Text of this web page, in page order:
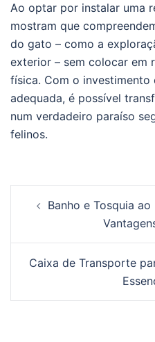
Ao optar por instalar uma
mostram que
do gato – como a
exterior – sem colocar em
física. Com o investimento
adequada, é possível
num verdadeiro paraíso
felinos.
navigation
Banho e Tosquia
Caixa de Transporte